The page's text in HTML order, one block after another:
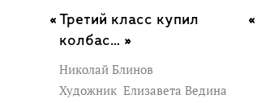
Третий класс купил
колбас… »
Николай Блинов
Художник Елизавета Ведина